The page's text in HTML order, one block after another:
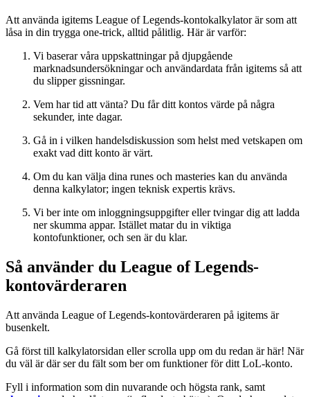
Att använda igitems League of Legends-kontokalkylator är som att
låsa in din trygga one-trick, alltid pålitlig. Här är varför:
Vi baserar våra uppskattningar på djupgående
marknadsundersökningar och användardata från igitems så att
du slipper gissningar.
Vem har tid att vänta? Du får ditt kontos värde på några
sekunder, inte dagar.
Gå in i vilken handelsdiskussion som helst med vetskapen om
exakt vad ditt konto är värt.
Om du kan välja dina runes och masteries kan du använda
denna kalkylator; ingen teknisk expertis krävs.
Vi ber inte om inloggningsuppgifter eller tvingar dig att ladda
ner skumma appar. Istället matar du in viktiga
kontofunktioner, och sen är du klar.
Så använder du League of Legends-
kontovärderaren
Att använda League of Legends-kontovärderaren på igitems är
busenkelt.
Gå först till kalkylatorsidan eller scrolla upp om du redan är här! När
du väl är där ser du fält som ber om funktioner för ditt LoL-konto.
Fyll i information som din nuvarande och högsta rank, samt